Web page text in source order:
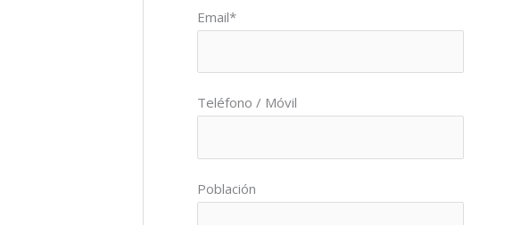
Email*
Teléfono / Móvil
Población